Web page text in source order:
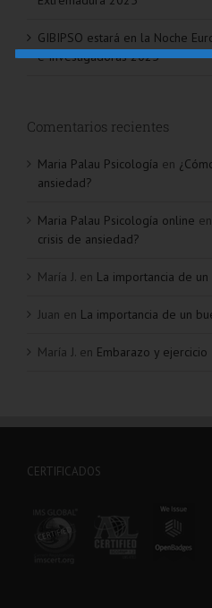
GIBIPSO estará en la Noche
e Investigadoras 2025
Comentarios recientes
Maria Palau Psicología en
ansiedad?
Maria Palau Psicología online en
crisis de ansiedad?
María J. en La importancia de
Juan en La importancia de un
María J. en Embarazo y ejercicio
CERTIFICADOS